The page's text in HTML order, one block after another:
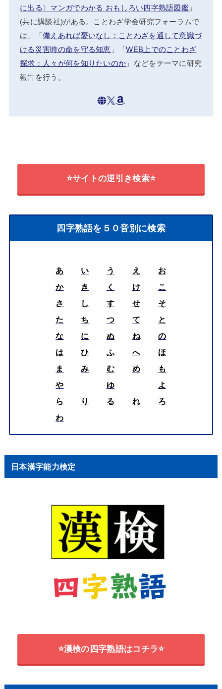
に出る〉マンガでわかる おもしろい四字熟語図鑑 』
(共に講談社)がある。ことわざ学会研究フォーラムで
は、「備えあれば憂いなし：ことわざを通して意識づ
ける災害時の命を守る知恵 」「WEB上でのことわざ
探求：人々が何を知りたいのか 」などをテーマに研究
報告を行う。
⭐サイトの逆引き検索⭐
四字熟語を５０音別に検索
あ い う え
お
か
き く け
こ
さ
し す せ
そ
た
ち つ て
と
な
に ぬ ね
の
は
ひ ふ へ
ほ
ま
み む め
も
や
ゆ
よ
ら
り る れ
ろ
わ
日本漢字能力検定
⭐漢検の四字熟語はコチラ⭐